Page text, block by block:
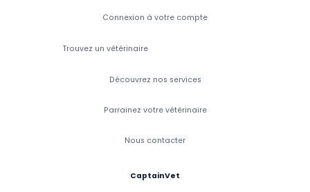
Connexion à votre compte
Trouvez un vétérinaire
Découvrez nos services
Parrainez votre vétérinaire
Nous contacter
CaptainVet